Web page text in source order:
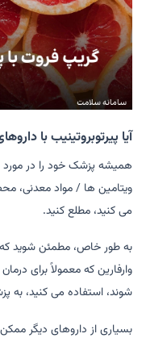
آیا پیرتوبروتینیب با
ویتامین ها / مواد معدنی،
می کنید، مطلع کنید.
به طور خاص، مطمئن شوید که
وارفارین که معمولاً برای
شوند، استفاده می کنید، به
بسیاری از داروهای دیگر